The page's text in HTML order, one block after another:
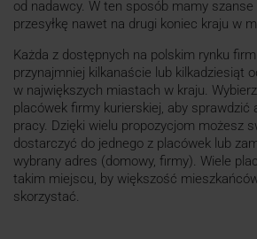
od nadawcy. W ten sposób mamy
przesyłkę nawet na drugi koniec kraju w
Każda z dostępnych na polskim rynku
przynajmniej kilkanaście lub kilkadziesiąt
w największych miastach w kraju.
placówek firmy kurierskiej, aby sprawdzić
pracy. Dzięki wielu propozycjom możesz
dostarczyć do jednego z placówek lub
wybrany adres (domowy, firmy). Wiele
takim miejscu, by większość
skorzystać.